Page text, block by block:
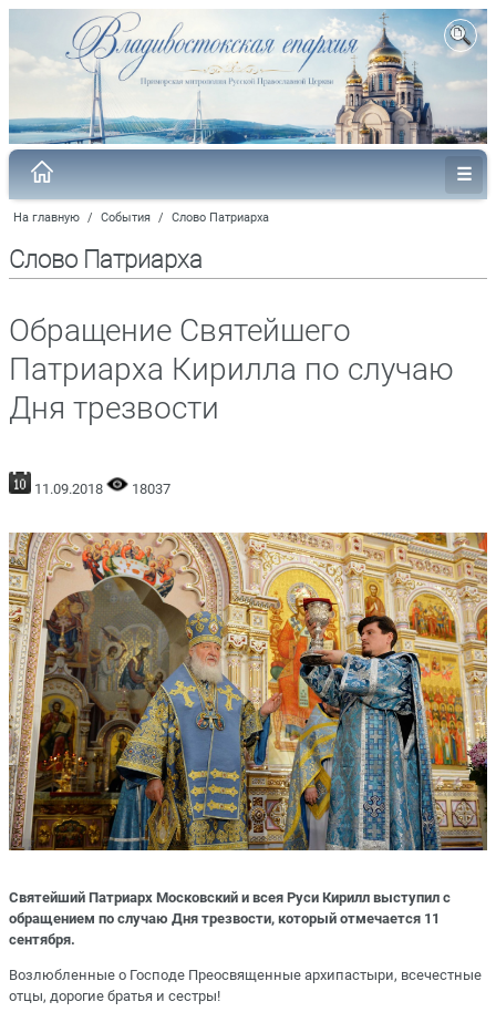
На главную / События / Слово Патриарха
Слово Патриарха
Обращение Святейшего
Патриарха Кирилла по случаю
Дня трезвости
11.09.2018 18037
Святейший Патриарх Московский и всея Руси Кирилл выступил с
обращением по случаю Дня трезвости, который отмечается 11
сентября.
Возлюбленные о Господе Преосвященные архипастыри, всечестные
отцы, дорогие братья и сестры!